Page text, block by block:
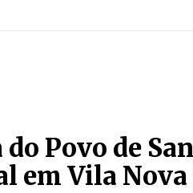
Povo de
Vila Nova